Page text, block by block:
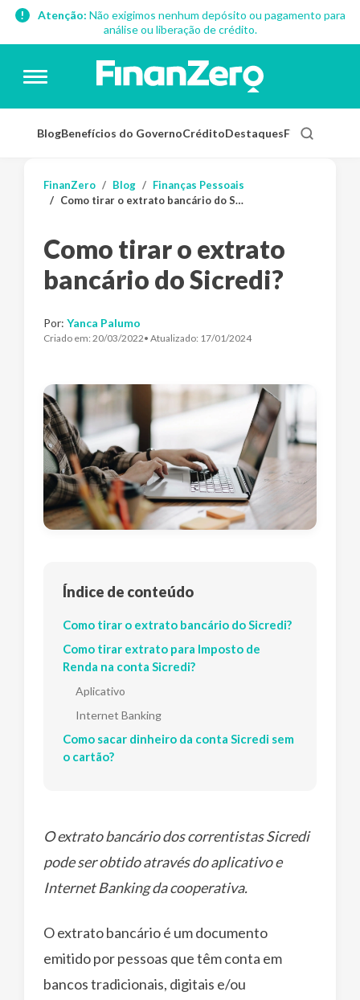
Atenção: Não exigimos nenhum depósito ou pagamento para
análise ou liberação de crédito.
BlogBenefícios do GovernoCréditoDestaquesFinanças
FinanZero Blog
Finanças Pessoais
Como tirar o extrato bancário do Sicredi?
Como tirar o extrato
bancário do Sicredi?
Por: Yanca Palumo
Criado em: 20/03/2022• Atualizado: 17/01/2024
Índice de conteúdo
Como tirar o extrato bancário do Sicredi?
Como tirar extrato para Imposto de
Renda na conta Sicredi?
Aplicativo
Internet Banking
Como sacar dinheiro da conta Sicredi sem
o cartão?
O extrato bancário dos correntistas Sicredi
pode ser obtido através do aplicativo e
Internet Banking da cooperativa.
O extrato bancário é um documento
emitido por pessoas que têm conta em
bancos tradicionais, digitais e/ou